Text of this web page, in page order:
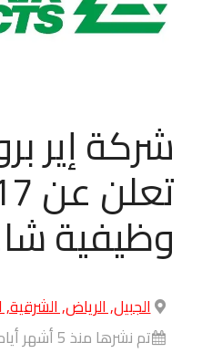
شركة إير
وظيفية
الجبيل, الرياض,
تم نشرها منذ 5 أشهر أيام